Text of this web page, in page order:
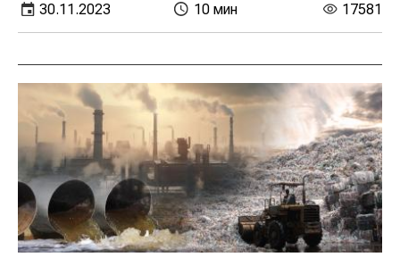
30.11.2023 10 мин 17581